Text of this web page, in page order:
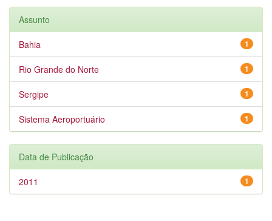
Assunto
1
Bahia
1
Rio Grande do Norte
1
Sergipe
1
Sistema Aeroportuário
Data de Publicação
1
2011